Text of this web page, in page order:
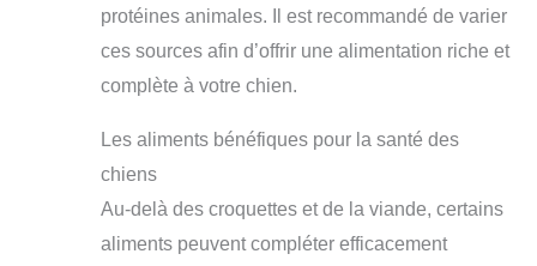
protéines animales. Il est recommandé de varier
ces sources afin d’offrir une alimentation riche et
complète à votre chien.
Les aliments bénéfiques pour la santé des
chiens
Au-delà des croquettes et de la viande, certains
aliments peuvent compléter efficacement